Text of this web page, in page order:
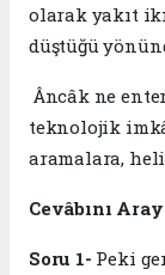
olarak yakıt
düştüğü
Âncâk ne
teknolojik
aramalara,
Cevâbını
Soru 1- Peki